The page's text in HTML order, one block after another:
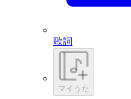
歌詞
マイうた